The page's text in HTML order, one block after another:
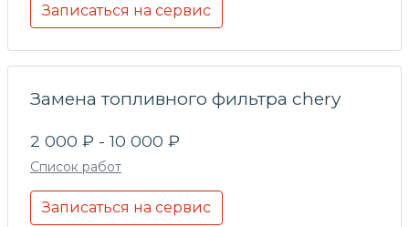
Записаться на сервис
Замена топливного фильтра chery
2 000 ₽ - 10 000 ₽
Список работ
Записаться на сервис